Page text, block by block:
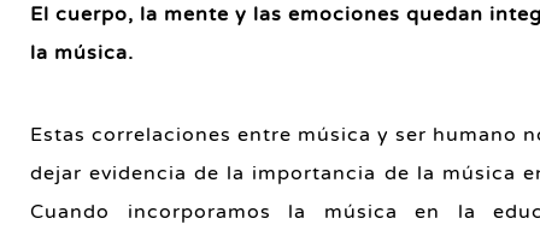
El cuerpo, la mente y las emociones quedan
la música.
Estas correlaciones entre música y ser humano
dejar evidencia de la importancia de la música
Cuando incorporamos la música en la